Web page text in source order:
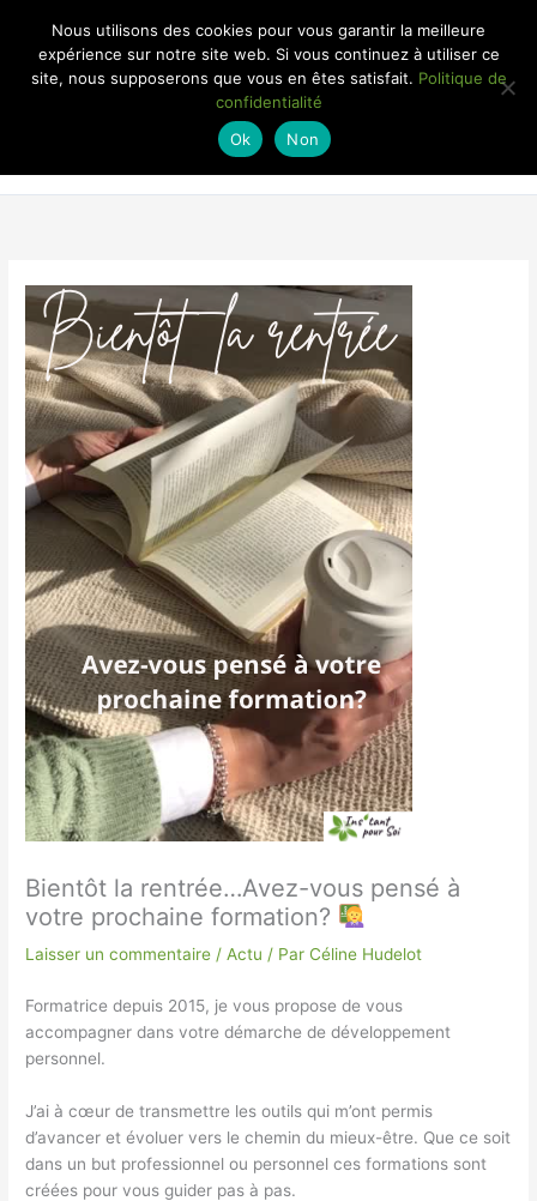
contenu
Bientôt la rentrée…Avez-vous pensé à
votre prochaine formation?
Laisser un commentaire /Actu / ParCéline Hudelot
Formatrice depuis 2015, je vous propose de vous
accompagner dans votre démarche de développement
personnel.
J’ai à cœur de transmettre les outils qui m’ont permis
d’avancer et évoluer vers le chemin du mieux-être. Que ce soit
dans un but professionnel ou personnel ces formations sont
créées pour vous guider pas à pas.
Nous utilisons des cookies pour vous garantir la meilleure
expérience sur notre site web. Si vous continuez à utiliser ce
site, nous supposerons que vous en êtes satisfait. Politique de
confidentialité
Ok
Non